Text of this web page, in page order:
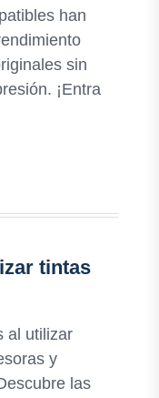
han
sin
¡Entra
tintas
al utilizar
y
las